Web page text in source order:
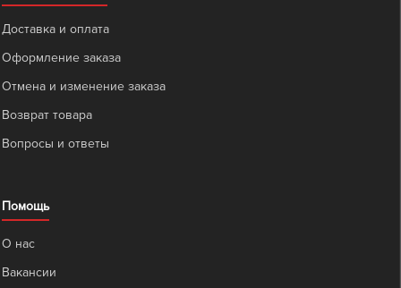
Доставка и оплата
Оформление заказа
Отмена и изменение заказа
Возврат товара
Вопросы и ответы
Помощь
О нас
Вакансии